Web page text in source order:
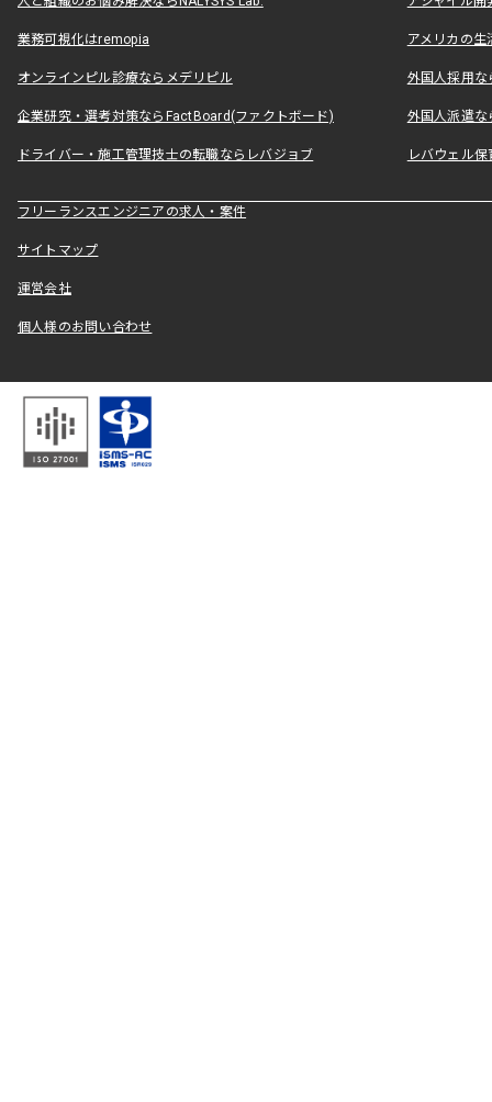
業務可視化はremopia アメリカの
オンラインピル診療ならメデリピル 外国人採用
企業研究・選考対策ならFactBoard(ファクトボード) 外国人派遣な
ドライバー・施工管理技士の転職ならレバジョブ レバウェル
フリーランスエンジニアの求人・案件
サイトマップ
運営会社
個人様のお問い合わせ